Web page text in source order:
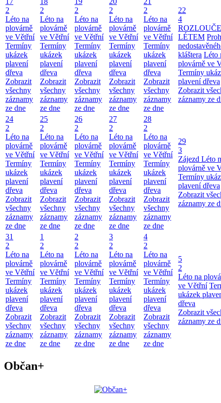
2
Léto na
plovárně
ve Větřní
Termíny
ukázek
plavení
dřeva
Zobrazit
všechny
záznamy
ze dne
2
Léto na
plovárně
ve Větřní
Termíny
ukázek
plavení
dřeva
Zobrazit
všechny
záznamy
ze dne
2
Léto na
plovárně
ve Větřní
Termíny
ukázek
plavení
dřeva
Zobrazit
všechny
záznamy
ze dne
2
Léto na
plovárně
ve Větřní
Termíny
ukázek
plavení
dřeva
Zobrazit
všechny
záznamy
ze dne
2
Léto na
plovárně
ve Větřní
Termíny
ukázek
plavení
dřeva
Zobrazit
všechny
záznamy
ze dne
22
4
LÉTEM
kláštera Léto
plovárně ve
Termíny
plavení dřeva
Zobrazit
záznamy ze
24
2
Léto na
plovárně
ve Větřní
Termíny
ukázek
plavení
dřeva
Zobrazit
všechny
záznamy
ze dne
25
2
Léto na
plovárně
ve Větřní
Termíny
ukázek
plavení
dřeva
Zobrazit
všechny
záznamy
ze dne
26
2
Léto na
plovárně
ve Větřní
Termíny
ukázek
plavení
dřeva
Zobrazit
všechny
záznamy
ze dne
27
2
Léto na
plovárně
ve Větřní
Termíny
ukázek
plavení
dřeva
Zobrazit
všechny
záznamy
ze dne
28
2
Léto na
plovárně
ve Větřní
Termíny
ukázek
plavení
dřeva
Zobrazit
všechny
záznamy
ze dne
29
3
Zájezd Léto
plovárně ve
Termíny
plavení dřeva
Zobrazit
záznamy ze
31
2
Léto na
plovárně
ve Větřní
Termíny
ukázek
plavení
dřeva
Zobrazit
všechny
záznamy
ze dne
1
2
Léto na
plovárně
ve Větřní
Termíny
ukázek
plavení
dřeva
Zobrazit
všechny
záznamy
ze dne
2
2
Léto na
plovárně
ve Větřní
Termíny
ukázek
plavení
dřeva
Zobrazit
všechny
záznamy
ze dne
3
2
Léto na
plovárně
ve Větřní
Termíny
ukázek
plavení
dřeva
Zobrazit
všechny
záznamy
ze dne
4
2
Léto na
plovárně
ve Větřní
Termíny
ukázek
plavení
dřeva
Zobrazit
všechny
záznamy
ze dne
5
2
Léto na
ve Větřní
ukázek
dřeva
Zobrazit
záznamy ze
Občan+